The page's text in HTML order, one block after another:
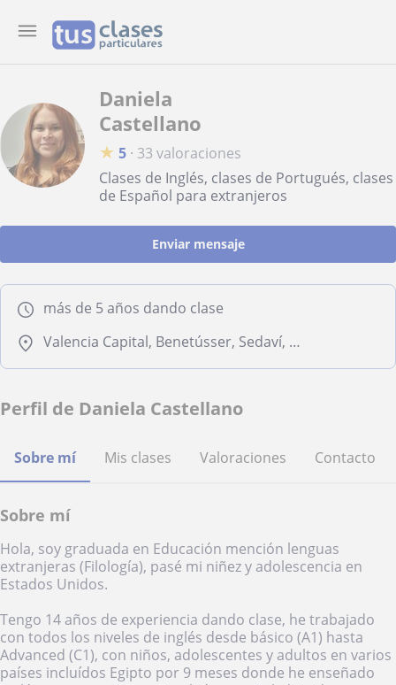
Daniela
Castellano
★ 5 · 33 valoraciones
Clases de Inglés, clases de Portugués, clases
de Español para extranjeros
Enviar mensaje
más de 5 años dando clase
Valencia Capital, Benetússer, Sedaví, Mislata, Alboraya, Alfafar, Paiporta, Picanya
Perfil de Daniela Castellano
Sobre mí Mis clases Valoraciones Contacto
Sobre mí
Hola, soy graduada en Educación mención lenguas
extranjeras (Filología), pasé mi niñez y adolescencia en
Estados Unidos.
Tengo 14 años de experiencia dando clase, he trabajado
con todos los niveles de inglés desde básico (A1) hasta
Advanced (C1), con niños, adolescentes y adultos en varios
países incluídos Egipto por 9 meses donde he enseñado